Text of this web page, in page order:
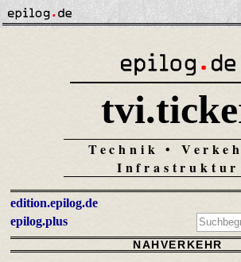
Technik •
Infrastruktur
edition.epilog.de
epilog.plus
NAHVERKEHR